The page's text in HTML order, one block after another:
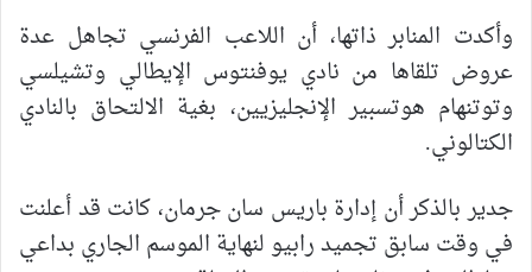
وأكدت المنابر ذاتها، أن اللاعب الفرنسي تجاهل عدة
عروض تلقاها من نادي يوفنتوس الإيطالي وتشيلسي
وتوتنهام هوتسبير الإنجليزيين، بغية الالتحاق بالنادي
الكتالوني.
جدير بالذكر أن إدارة باريس سان جرمان، كانت قد أعلنت
في وقت سابق تجميد رابيو لنهاية الموسم الجاري بداعي